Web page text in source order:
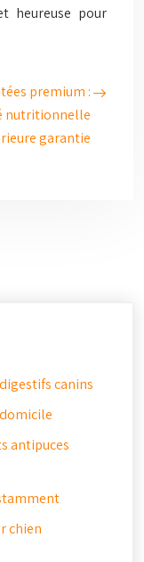
heureuse pour
premium :
nutritionnelle
garantie
canins
antipuces
chien